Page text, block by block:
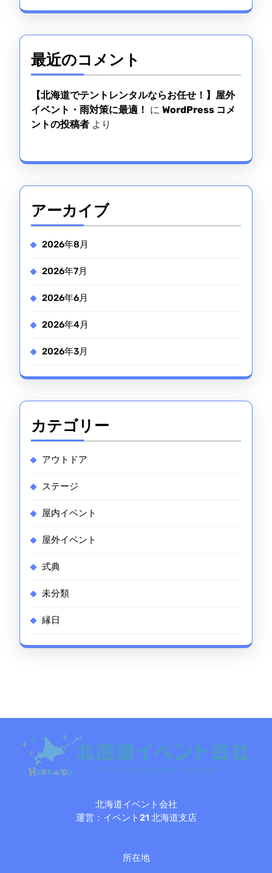
へ！
最近のコメント
【北海道でテントレンタルならお任せ！】屋外
イベント・雨対策に最適！ に WordPress コメ
ントの投稿者 より
アーカイブ
2026年8月
2026年7月
2026年6月
2026年4月
2026年3月
カテゴリー
アウトドア
ステージ
屋内イベント
屋外イベント
式典
未分類
縁日
北海道イベント会社
運営：イベント21 北海道支店
所在地